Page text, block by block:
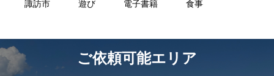
諏訪市 遊び 電子書籍 食事
ご依頼可能エリア